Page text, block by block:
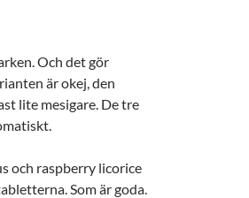
Och det gör
är okej, den
lite mesigare. De tre
och raspberry licorice
Som är goda.